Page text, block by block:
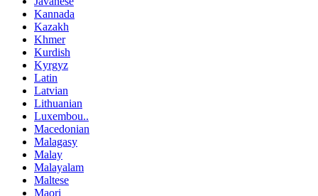
Kannada
Kazakh
Khmer
Kurdish
Kyrgyz
Latin
Latvian
Lithuanian
Luxembou..
Macedonian
Malagasy
Malay
Malayalam
Maltese
Maori